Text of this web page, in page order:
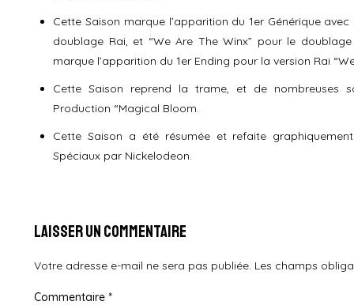
Cette Saison marque l’apparition du 1er Générique
doublage Rai, et “We Are The Winx” pour le
marque l’apparition du 1er Ending pour la version Rai
Cette Saison reprend la trame, et de nombreuses
Production “Magical Bloom.
Cette Saison a été résumée et refaite
Spéciaux par Nickelodeon.
Laisser un commentaire
Votre adresse e-mail ne sera pas publiée. Les champs
Commentaire*